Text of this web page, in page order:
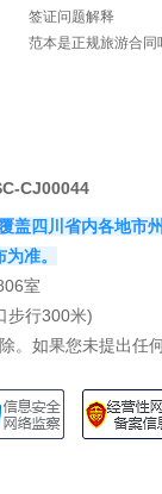
签证问题解释
范本是正规旅游合同
CJ00044
四川省内各地市
准。
室
步行300米)
如果您未提出任